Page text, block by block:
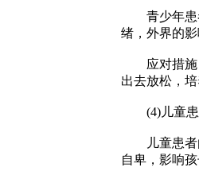
青少年患者
绪，外界的
应对措施：
出去放松，
(4)儿童患
儿童患者由
自卑，影响